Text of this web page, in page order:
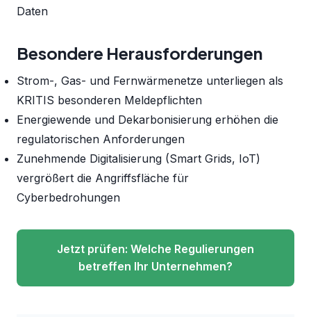
Daten
Besondere Herausforderungen
Strom-, Gas- und Fernwärmenetze unterliegen als
KRITIS besonderen Meldepflichten
Energiewende und Dekarbonisierung erhöhen die
regulatorischen Anforderungen
Zunehmende Digitalisierung (Smart Grids, IoT)
vergrößert die Angriffsfläche für
Cyberbedrohungen
Jetzt prüfen: Welche Regulierungen
betreffen Ihr Unternehmen?